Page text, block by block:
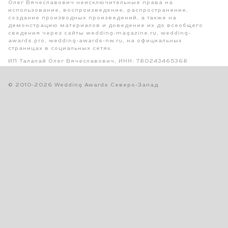
Олег Вячеславович неисключительные права на
использование, воспроизведение, распространение,
создание производных произведений, а также на
демонстрацию материалов и доведение их до всеобщего
сведения через сайты wedding-magazine.ru, wedding-
awards.pro, wedding-awards-nw.ru, на официальных
страницах в социальных сетях.
ИП Талалай Олег Вячеславович, ИНН: 780243465368
© 2010-2026 Wedding Awards Северо-Запад